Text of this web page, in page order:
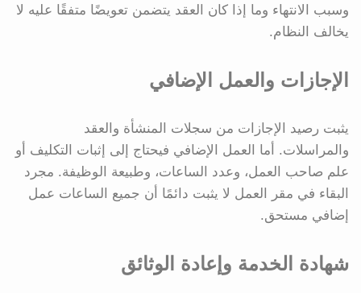
وسبب الانتهاء وما إذا كان العقد يتضمن تعويضًا متفقًا عليه لا
يخالف النظام.
الإجازات والعمل الإضافي
يثبت رصيد الإجازات من سجلات المنشأة والعقد
والمراسلات. أما العمل الإضافي فيحتاج إلى إثبات التكليف أو
علم صاحب العمل، وعدد الساعات، وطبيعة الوظيفة. مجرد
البقاء في مقر العمل لا يثبت دائمًا أن جميع الساعات عمل
إضافي مستحق.
شهادة الخدمة وإعادة الوثائق